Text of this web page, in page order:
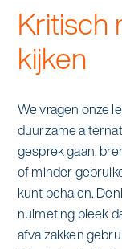
Kritisch
kijken
We vragen onze
duurzame
gesprek gaan,
of minder
kunt behalen.
nulmeting bleek
afvalzakken